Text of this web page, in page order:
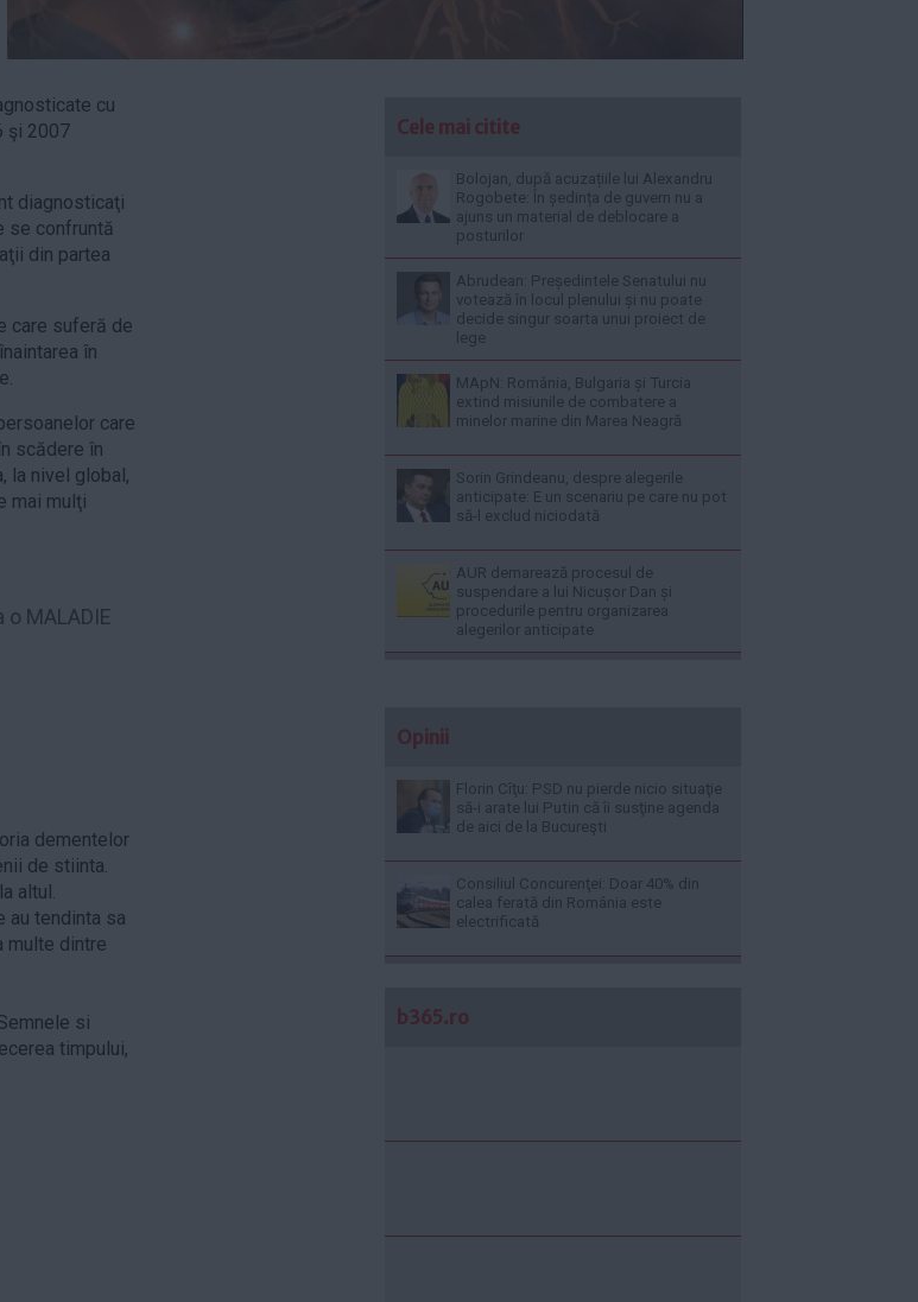
cu
şi 2007
diagnosticaţi
se confruntă
din partea
care suferă de
în
care
scădere în
la nivel global,
mai mulţi
o MALADIE
dementelor
de stiinta.
altul.
au tendinta sa
multe dintre
si
timpului,
Cele mai citite
Bolojan, după acuzațiile lui Alexandru
Rogobete: În ședința de guvern nu a
ajuns un material de deblocare a
posturilor
Abrudean: Președintele Senatului nu
votează în locul plenului și nu poate
decide singur soarta unui proiect de
lege
MApN: România, Bulgaria și Turcia
extind misiunile de combatere a
minelor marine din Marea Neagră
Sorin Grindeanu, despre alegerile
anticipate: E un scenariu pe care nu pot
să-l exclud niciodată
AUR demarează procesul de
suspendare a lui Nicușor Dan și
procedurile pentru organizarea
alegerilor anticipate
Opinii
Florin Cîţu: PSD nu pierde nicio situaţie
să-i arate lui Putin că îi susţine agenda
de aici de la Bucureşti
Consiliul Concurenţei: Doar 40% din
calea ferată din România este
electrificată
b365.ro